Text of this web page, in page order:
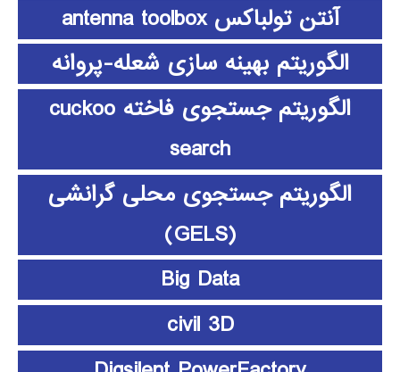
آنتن تولباکس antenna toolbox
الگوریتم بهینه سازی شعله-پروانه
الگوریتم جستجوی فاخته cuckoo
search
الگوریتم جستجوی محلی گرانشی
(GELS)
Big Data
civil 3D